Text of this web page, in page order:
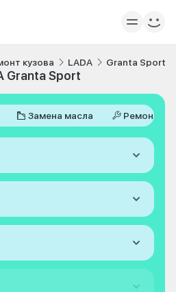
кузова LADA Granta Sport
Granta Sport
Замена масла Ремонт